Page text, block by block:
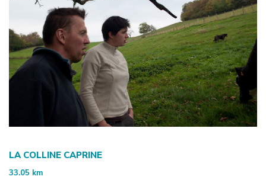
LA COLLINE CAPRINE
33.05 km